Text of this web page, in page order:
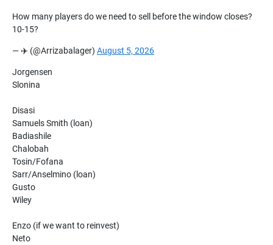
How many players do we need to sell before the window closes?
10-15?
— ✈️ (@Arrizabalager) August 5, 2026
Jorgensen
Slonina
Disasi
Samuels Smith (loan)
Badiashile
Chalobah
Tosin/Fofana
Sarr/Anselmino (loan)
Gusto
Wiley
Enzo (if we want to reinvest)
Neto